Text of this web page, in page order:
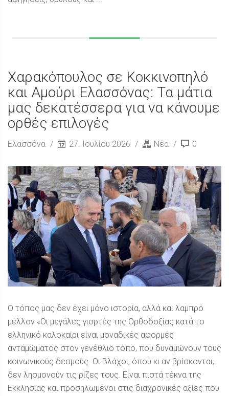
Χαρακόπουλος σε Κοκκινοπηλό
και Αμούρι Ελασσόνας: Τα μάτια
μας δεκατέσσερα για να κάνουμε
ορθές επιλογές
Ελασσόνα 27. Ιουλίου 2026 Νέα 0
Ο τόπος μας δεν έχει μόνο ιστορία, αλλά και λαμπρό
μέλλον «Οι μεγάλες γιορτές της Ορθοδοξίας κατά το
ελληνικό καλοκαίρι είναι μοναδικές αφορμές
ανταμώματος στον γενέθλιο τόπο, που δυναμώνουν τους
κοινωνικούς δεσμούς. Οι Βλάχοι, όπου κι αν βρίσκονται,
δεν λησμονούν τις ρίζες τους. Είναι πιστά τέκνα της
Εκκλησίας και προσηλωμένοι στις διαχρονικές αξίες που